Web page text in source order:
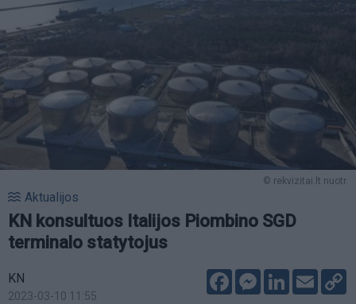
© rekvizitai.lt nuotr.
Aktualijos
KN konsultuos Italijos Piombino SGD
terminalo statytojus
KN
2023-03-10 11:55
FacebookMessenger
LinkedIn
Email